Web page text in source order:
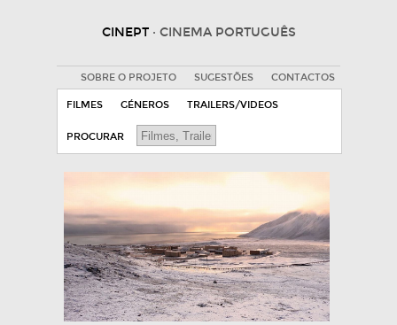
CINEPT · CINEMA PORTUGUÊS
SOBRE O PROJETO SUGESTÕES CONTACTOS
FILMES GÉNEROS TRAILERS/VIDEOS
PROCURAR